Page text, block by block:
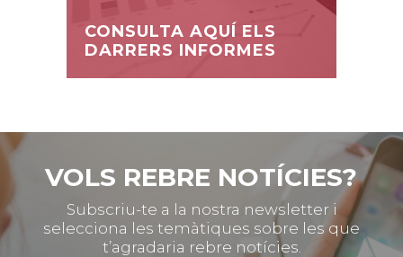
CONSULTA AQUÍ ELS
DARRERS INFORMES
VOLS REBRE NOTÍCIES?
Subscriu-te a la nostra newsletter i
selecciona les temàtiques sobre les que
t’agradaria rebre notícies.